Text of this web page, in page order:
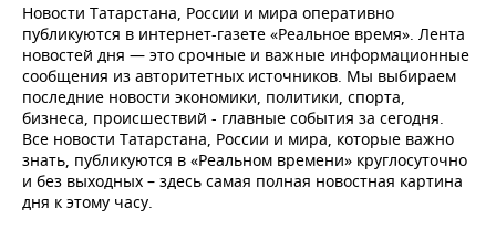
Новости Татарстана, России и мира оперативно
публикуются в интернет-газете «Реальное время». Лента
новостей дня — это срочные и важные информационные
сообщения из авторитетных источников. Мы выбираем
последние новости экономики, политики, спорта,
бизнеса, происшествий - главные события за сегодня.
Все новости Татарстана, России и мира, которые важно
знать, публикуются в «Реальном времени» круглосуточно
и без выходных – здесь самая полная новостная картина
дня к этому часу.